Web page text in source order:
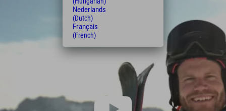
Nederlands
(Dutch)
Français
(French)